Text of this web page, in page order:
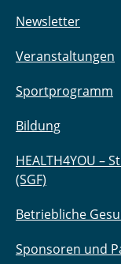
Newsletter
Veranstaltungen
Sportprogramm
Bildung
HEALTH4YOU –
(SGF)
Betriebliche
Sponsoren und